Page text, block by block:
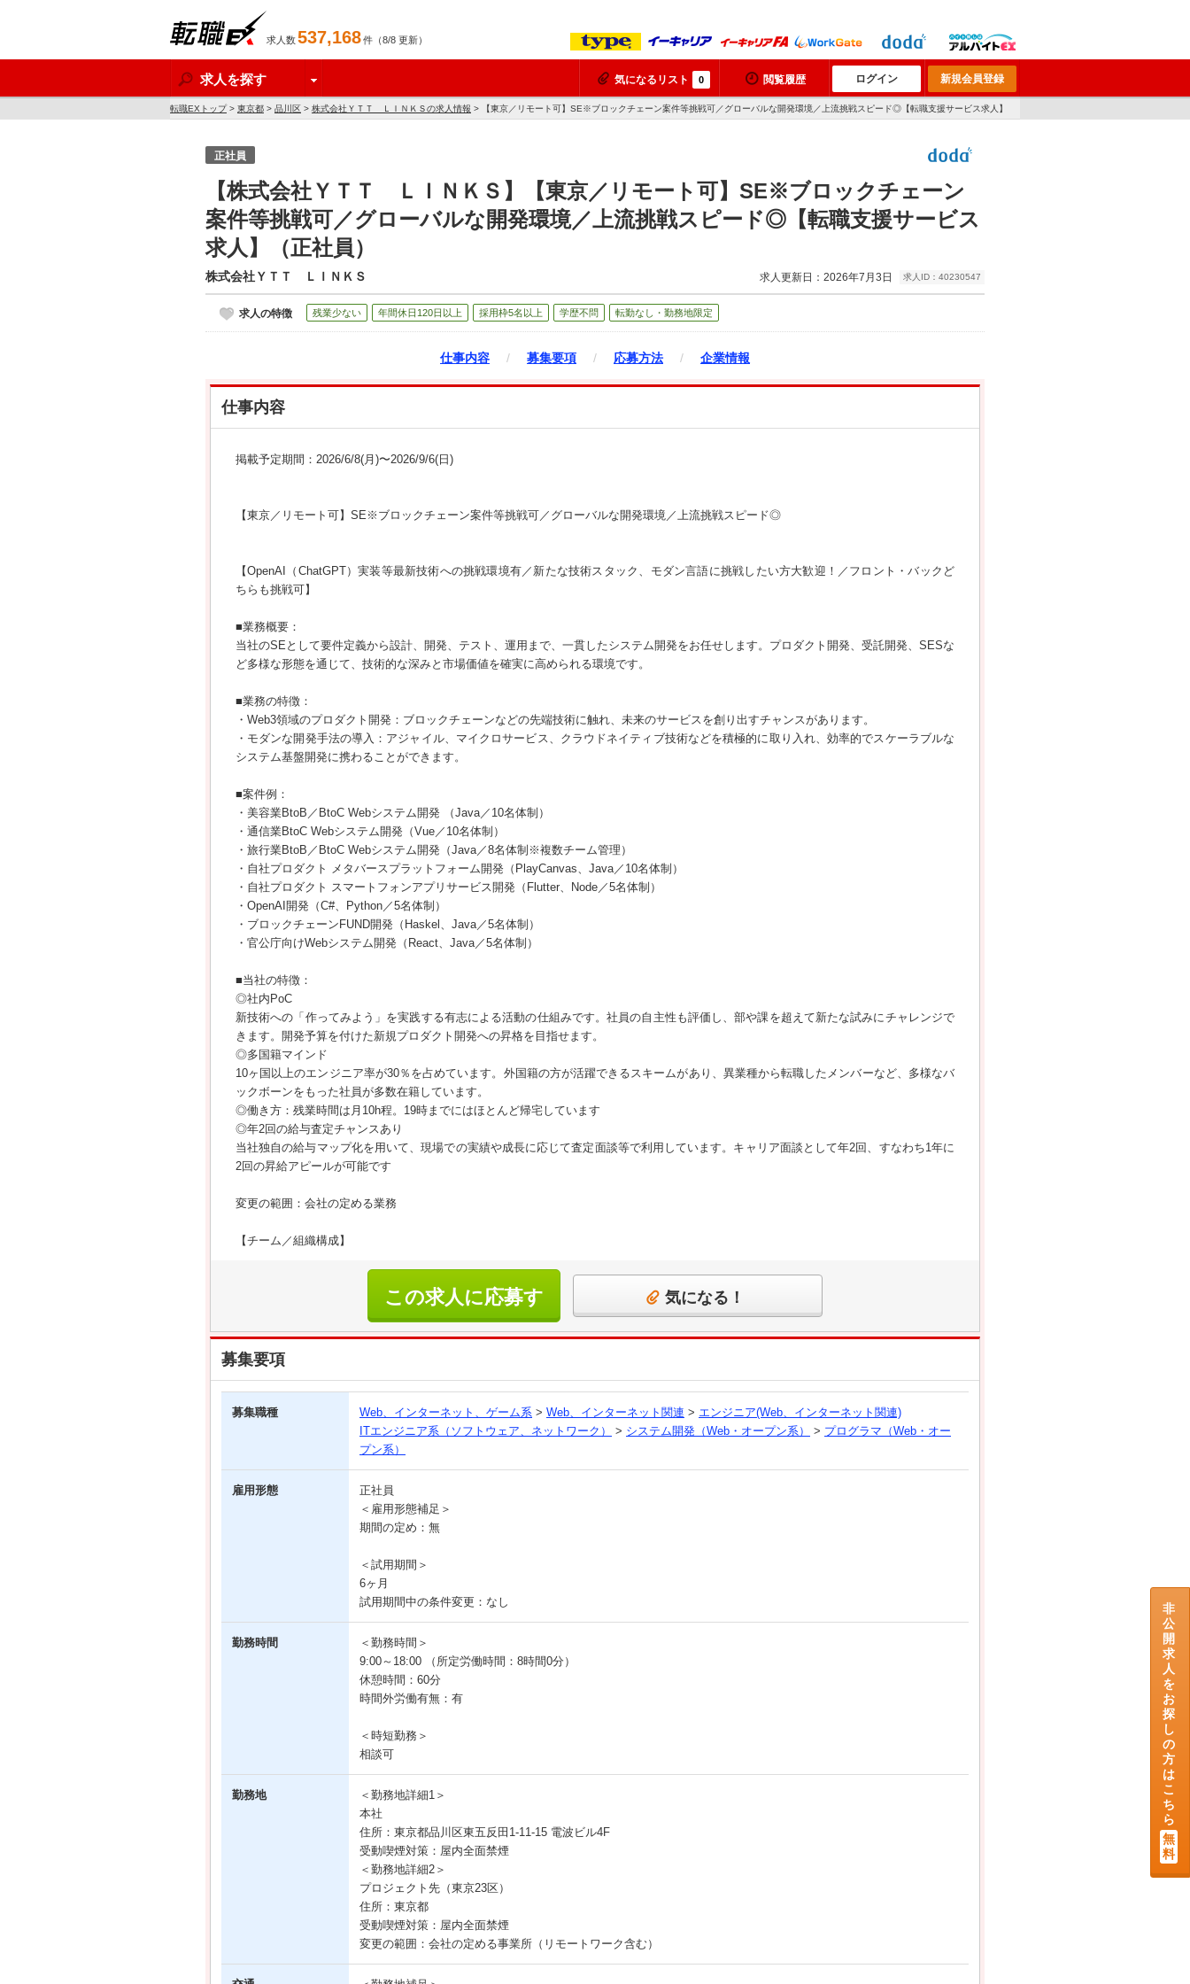
求人数537,168件（8/8 更新）
求人を探す 気になるリスト 0 閲覧履歴 ログイン 新規会員登録
転職EXトップ> 東京都 > 品川区 > 株式会社ＹＴＴ ＬＩＮＫＳの求人情報 > 【東京／リモート可】SE※ブロックチェーン案件等挑戦可／グローバルな開発環境／上流挑戦スピード◎【転職支援サービス求人】
正社員
【株式会社ＹＴＴ ＬＩＮＫＳ】【東京／リモート可】SE※ブロックチェーン
案件等挑戦可／グローバルな開発環境／上流挑戦スピード◎【転職支援サービス
求人】（正社員）
株式会社ＹＴＴ ＬＩＮＫＳ 求人更新日：2026年7月3日 求人ID：40230547
求人の特徴 残業少ない 年間休日120日以上 採用枠5名以上 学歴不問 転勤なし・勤務地限定
仕事内容 / 募集要項 / 応募方法 / 企業情報
仕事内容
掲載予定期間：2026/6/8(月)〜2026/9/6(日)
【東京／リモート可】SE※ブロックチェーン案件等挑戦可／グローバルな開発環境／上流挑戦スピード◎
【OpenAI（ChatGPT）実装等最新技術への挑戦環境有／新たな技術スタック、モダン言語に挑戦したい方大歓迎！／フロント・バックど
ちらも挑戦可】
■業務概要：
当社のSEとして要件定義から設計、開発、テスト、運用まで、一貫したシステム開発をお任せします。プロダクト開発、受託開発、SESな
ど多様な形態を通じて、技術的な深みと市場価値を確実に高められる環境です。
■業務の特徴：
・Web3領域のプロダクト開発：ブロックチェーンなどの先端技術に触れ、未来のサービスを創り出すチャンスがあります。
・モダンな開発手法の導入：アジャイル、マイクロサービス、クラウドネイティブ技術などを積極的に取り入れ、効率的でスケーラブルな
システム基盤開発に携わることができます。
■案件例：
・美容業BtoB／BtoC Webシステム開発 （Java／10名体制）
・通信業BtoC Webシステム開発（Vue／10名体制）
・旅行業BtoB／BtoC Webシステム開発（Java／8名体制※複数チーム管理）
・自社プロダクト メタバースプラットフォーム開発（PlayCanvas、Java／10名体制）
・自社プロダクト スマートフォンアプリサービス開発（Flutter、Node／5名体制）
・OpenAI開発（C#、Python／5名体制）
・ブロックチェーンFUND開発（Haskel、Java／5名体制）
・官公庁向けWebシステム開発（React、Java／5名体制）
■当社の特徴：
◎社内PoC
新技術への「作ってみよう」を実践する有志による活動の仕組みです。社員の自主性も評価し、部や課を超えて新たな試みにチャレンジで
きます。開発予算を付けた新規プロダクト開発への昇格を目指せます。
◎多国籍マインド
10ヶ国以上のエンジニア率が30％を占めています。外国籍の方が活躍できるスキームがあり、異業種から転職したメンバーなど、多様なバ
ックボーンをもった社員が多数在籍しています。
◎働き方：残業時間は月10h程。19時までにはほとんど帰宅しています
◎年2回の給与査定チャンスあり
当社独自の給与マップ化を用いて、現場での実績や成長に応じて査定面談等で利用しています。キャリア面談として年2回、すなわち1年に
2回の昇給アピールが可能です
変更の範囲：会社の定める業務
【チーム／組織構成】
この求人に応募す
る
気になる！
募集要項
募集職種 Web、インターネット、ゲーム系 > Web、インターネット関連 > エンジニア(Web、インターネット関連)
ITエンジニア系（ソフトウェア、ネットワーク）
> システム開発（Web・オープン系） > プログラマ（Web・オー
プン系）
雇用形態
正社員
＜雇用形態補足＞
期間の定め：無
＜試用期間＞
6ヶ月
試用期間中の条件変更：なし
勤務時間
＜勤務時間＞
9:00～18:00 （所定労働時間：8時間0分）
休憩時間：60分
時間外労働有無：有
＜時短勤務＞
相談可
勤務地
＜勤務地詳細1＞
本社
住所：東京都品川区東五反田1-11-15 電波ビル4F
受動喫煙対策：屋内全面禁煙
＜勤務地詳細2＞
プロジェクト先（東京23区）
住所：東京都
受動喫煙対策：屋内全面禁煙
変更の範囲：会社の定める事業所（リモートワーク含む）
非
公
開
求
人
を
お
探
し
の
方
は
こ
ち
ら
無
料